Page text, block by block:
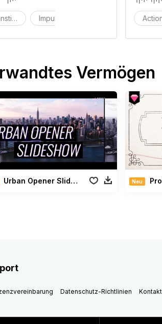
Impuls
Vermögen
Urban Opener Slideshow Neu
Datenschutz-Richtlinien